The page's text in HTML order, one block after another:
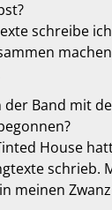
schreibe
der Band mit
House
schrieb.
meinen